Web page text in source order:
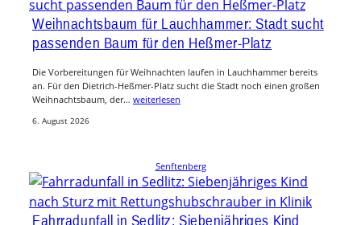
Weihnachtsbaum für Lauchhammer: Stadt sucht
passenden Baum für den Heßmer-Platz
Die Vorbereitungen für Weihnachten laufen in Lauchhammer bereits
an. Für den Dietrich-Heßmer-Platz sucht die Stadt noch einen großen
Weihnachtsbaum, der… weiterlesen
6. August 2026
Senftenberg
Fahrradunfall in Sedlitz: Siebenjähriges Kind